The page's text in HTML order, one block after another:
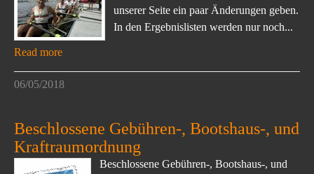
unserer Seite ein paar Änderungen geben.
In den Ergebnislisten werden nur noch...
Read more
06/05/2018
Beschlossene Gebühren-, Bootshaus-, und
Kraftraumordnung
Beschlossene Gebühren-, Bootshaus-, und